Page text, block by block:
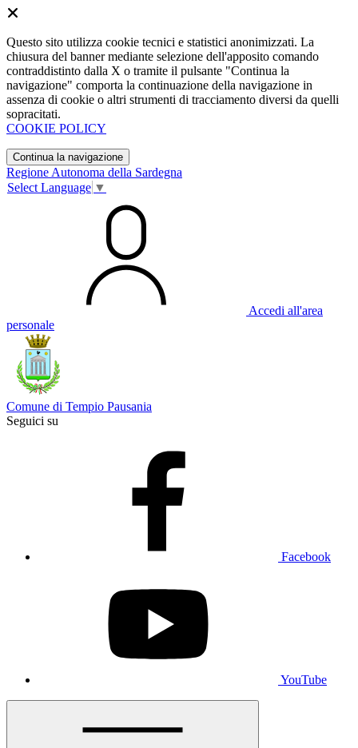
Questo sito utilizza cookie tecnici e statistici anonimizzati. La
chiusura del banner mediante selezione dell'apposito comando
contraddistinto dalla X o tramite il pulsante "Continua la
navigazione" comporta la continuazione della navigazione in
assenza di cookie o altri strumenti di tracciamento diversi da quelli
sopracitati.
COOKIE POLICY
Continua la navigazione
Regione Autonoma della Sardegna
Select Language ▼
Accedi all'area
personale
Comune di Tempio Pausania
Seguici su
Facebook
YouTube